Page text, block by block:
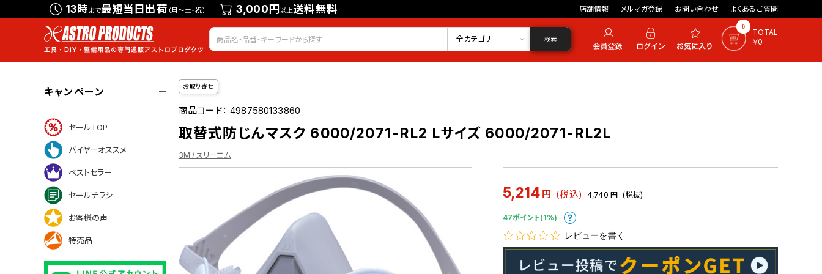
13時まで最短当日出荷 （月～土・祝） 3,000円以上送料無料 店舗情報 メルマガ登録 お問い合わせ よくあるご質問
会員登録 ログイン お気に入り 0
TOTAL
￥0
全カテゴリ 検索
キャンペーン
セールTOP
バイヤーオススメ
ベストセラー
セールチラシ
お客様の声
特売品
お取り寄せ
商品コード：4987580133860
取替式防じんマスク 6000/2071-RL2 Lサイズ 6000/2071-RL2L
3M / スリーエム
5,214 円 (税込) 4,740 円 (税抜)
47ポイント(1%)
レビューを書く